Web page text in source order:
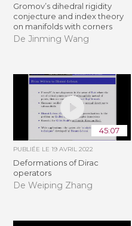
Gromov’s dihedral rigidity
conjecture and index theory
on manifolds with corners
De Jinming Wang
45:07
PUBLIÉE LE19 AVRIL 2022
Deformations of Dirac
operators
De Weiping Zhang